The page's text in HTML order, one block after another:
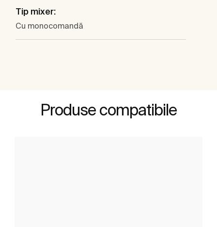
Tip mixer:
Cu monocomandă
Produse compatibile